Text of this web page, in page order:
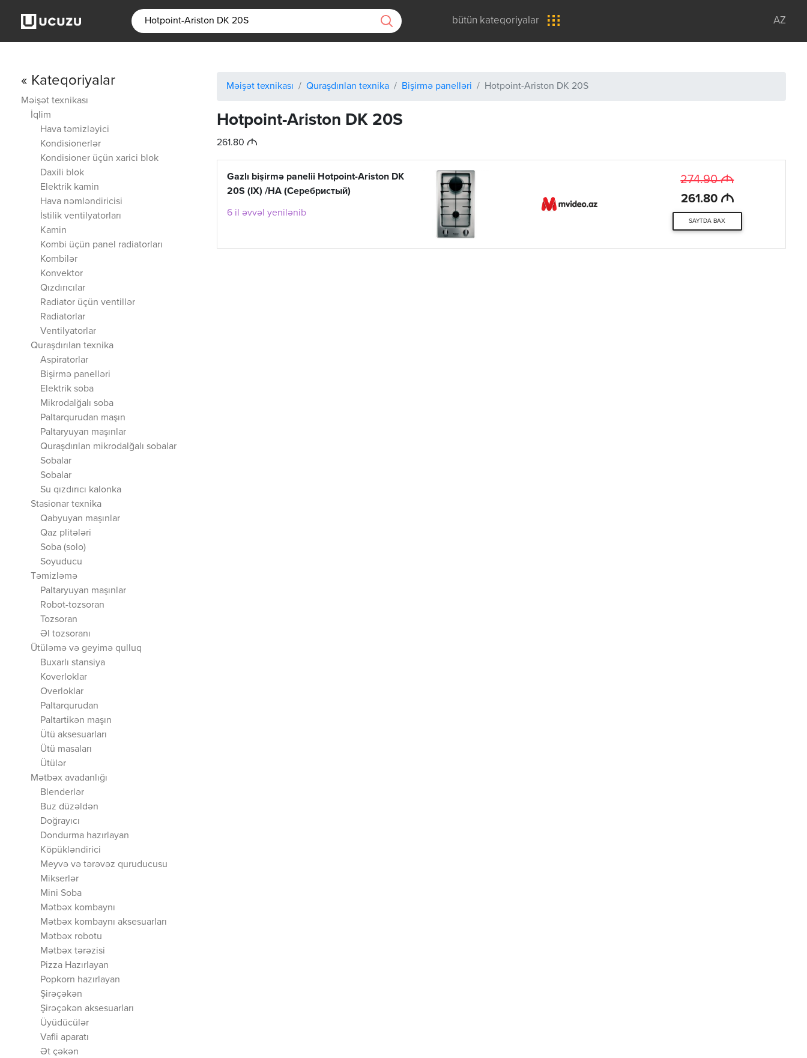
bütün kateqoriyalar AZ
« Kateqoriyalar
Məişət texnikası
İqlim
Hava təmizləyici
Kondisionerlər
Kondisioner üçün xarici blok
Daxili blok
Elektrik kamin
Hava nəmləndiricisi
İstilik ventilyatorları
Kamin
Kombi üçün panel radiatorları
Kombilər
Konvektor
Qızdırıcılar
Radiator üçün ventillər
Radiatorlar
Ventilyatorlar
Quraşdırılan texnika
Aspiratorlar
Bişirmə panelləri
Elektrik soba
Mikrodalğalı soba
Paltarqurudan maşın
Paltaryuyan maşınlar
Quraşdırılan mikrodalğalı sobalar
Sobalar
Sobalar
Su qızdırıcı kalonka
Stasionar texnika
Qabyuyan maşınlar
Qaz plitələri
Soba (solo)
Soyuducu
Təmizləmə
Paltaryuyan maşınlar
Robot-tozsoran
Tozsoran
Əl tozsoranı
Ütüləmə və geyimə qulluq
Buxarlı stansiya
Koverloklar
Overloklar
Paltarqurudan
Paltartikən maşın
Ütü aksesuarları
Ütü masaları
Ütülər
Mətbəx avadanlığı
Blenderlər
Buz düzəldən
Doğrayıcı
Dondurma hazırlayan
Köpükləndirici
Meyvə və tərəvəz quruducusu
Mikserlər
Mini Soba
Mətbəx kombaynı
Mətbəx kombaynı aksesuarları
Mətbəx robotu
Mətbəx tərəzisi
Pizza Hazırlayan
Popkorn hazırlayan
Şirəçəkən
Şirəçəkən aksesuarları
Üyüdücülər
Vafli aparatı
Ət çəkən
Məişət texnikası Quraşdırılan texnika Bişirmə panelləri Hotpoint-Ariston DK 20S
Hotpoint-Ariston DK 20S
261.80 M
Gazlı bişirmə panelii Hotpoint-Ariston DK
20S (IX) /HA (Cеребристый)
6 il əvvəl yenilənib
274.90M
261.80 M
SAYTDA BAX